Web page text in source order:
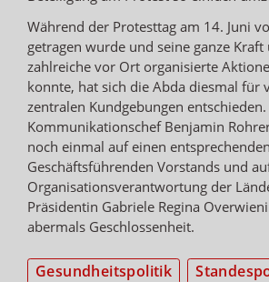
Während der Protesttag am 14. Juni
getragen wurde und seine ganze
zahlreiche vor Ort organisierte
konnte, hat sich die Abda diesmal für
zentralen Kundgebungen entschieden.
Kommunikationschef Benjamin
noch einmal auf einen
Geschäftsführenden Vorstands und
Organisationsverantwortung der
Präsidentin Gabriele Regina
abermals Geschlossenheit.
Gesundheitspolitik